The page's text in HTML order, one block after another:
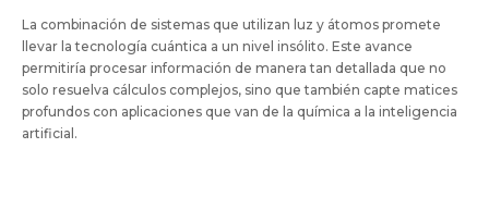
La combinación de sistemas que utilizan luz y átomos promete
llevar la tecnología cuántica a un nivel insólito. Este avance
permitiría procesar información de manera tan detallada que no
solo resuelva cálculos complejos, sino que también capte matices
profundos con aplicaciones que van de la química a la inteligencia
artificial.